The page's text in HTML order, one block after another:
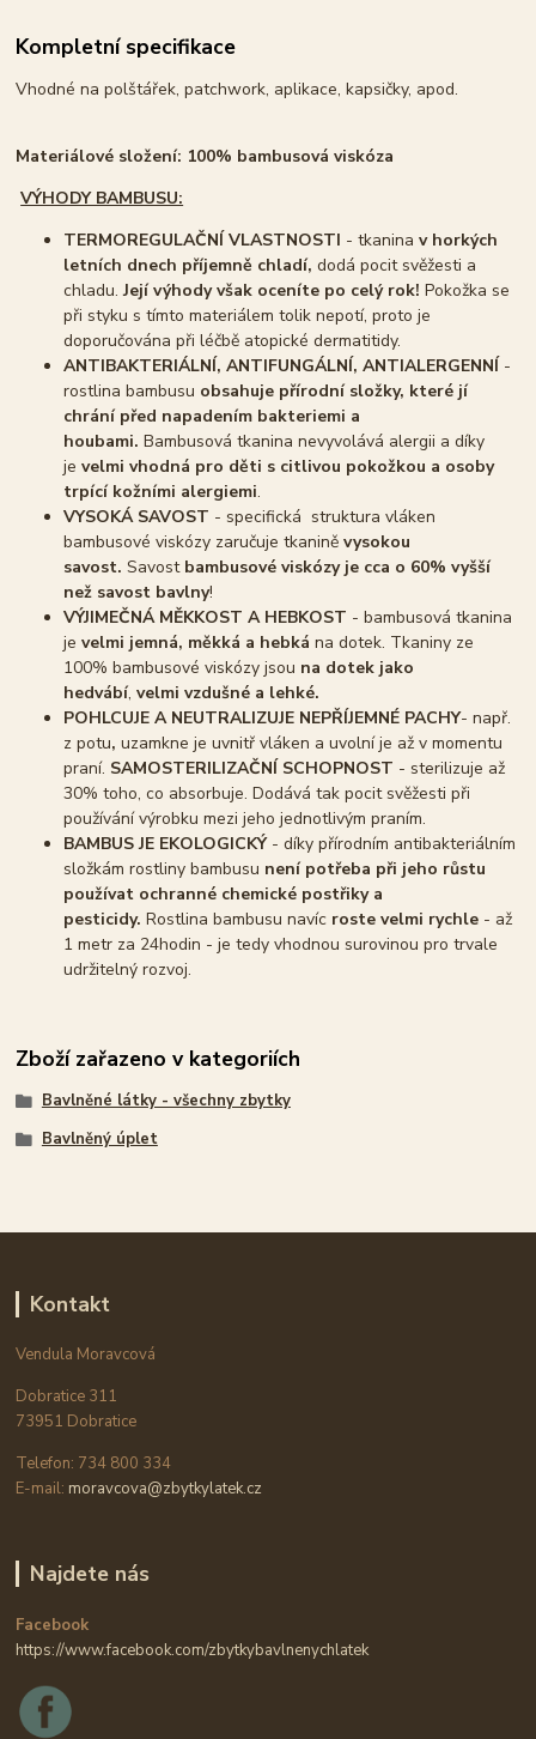
Kompletní specifikace
Vhodné na polštářek, patchwork, aplikace, kapsičky, apod.
Materiálové složení: 100% bambusová viskóza
VÝHODY BAMBUSU:
TERMOREGULAČNÍ VLASTNOSTI - tkaninav horkých
letních dnech příjemně chladí,dodá pocit svěžesti a
chladu.Její výhody však oceníte po celý rok!Pokožka se
při styku s tímto materiálem tolik nepotí, proto je
doporučována při léčbě atopické dermatitidy.
ANTIBAKTERIÁLNÍ, ANTIFUNGÁLNÍ, ANTIALERGENNÍ -
rostlina bambusu obsahuje přírodní složky, které jí
chrání před napadením bakteriemi a
houbami. Bambusová tkanina nevyvolává alergii a díky
jevelmi vhodná pro děti s citlivou pokožkou a osoby
trpící kožními alergiemi.
VYSOKÁ SAVOST - specifická struktura vláken
bambusové viskózy zaručuje tkaniněvysokou
savost. Savost bambusové viskózy je cca o 60% vyšší
než savost bavlny!
VÝJIMEČNÁ MĚKKOST A HEBKOST - bambusová tkanina
jevelmi jemná, měkká a hebkána dotek. Tkaniny ze
100% bambusové viskózy jsou na dotek jako
hedvábí,velmi vzdušné a lehké.
POHLCUJE A NEUTRALIZUJE NEPŘÍJEMNÉ PACHY- např.
z potu, uzamkne je uvnitř vláken a uvolní je až v momentu
praní. SAMOSTERILIZAČNÍ SCHOPNOST - sterilizuje až
30% toho, co absorbuje. Dodává tak pocit svěžesti při
používání výrobku mezi jeho jednotlivým praním.
BAMBUS JE EKOLOGICKÝ- díky přírodním antibakteriálním
složkám rostliny bambusu není potřeba při jeho růstu
používat ochranné chemické postřiky a
pesticidy. Rostlina bambusu navíc roste velmi rychle - až
1 metr za 24hodin - je tedy vhodnou surovinou pro trvale
udržitelný rozvoj.
Zboží zařazeno v kategoriích
Bavlněné látky - všechny zbytky
Bavlněný úplet
Kontakt
Vendula Moravcová
Dobratice 311
73951 Dobratice
Telefon: 734 800 334
E-mail: moravcova@zbytkylatek.cz
Najdete nás
Facebook
https://www.facebook.com/zbytkybavlnenychlatek